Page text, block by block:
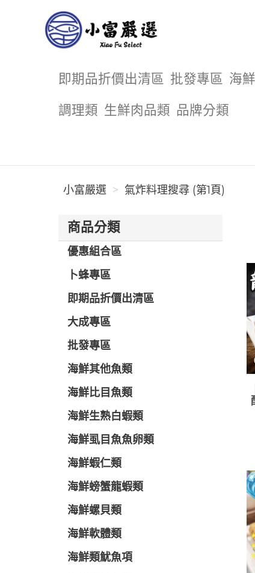
即期品折價出清區 批發專區 海
調理類 生鮮肉品類 品牌分類
小富嚴選 氣炸料理搜尋 (第1頁)
商品分類
優惠組合區
卜蜂專區
即期品折價出清區
大成專區
批發專區
海鮮其他魚類
海鮮比目魚類
海鮮生熟白蝦類
海鮮虱目魚魚卵類
海鮮蝦仁類
海鮮螃蟹龍蝦類
海鮮螺貝類
海鮮軟體類
海鮮類魷魚項